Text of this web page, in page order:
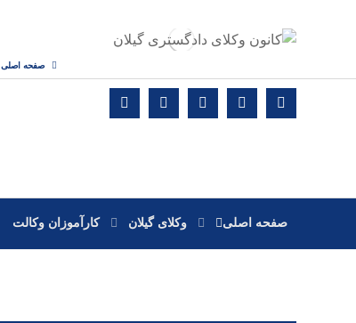
صفحه اصلی
صفحه اصلی وکلای گیلان کارآموزان وکالت